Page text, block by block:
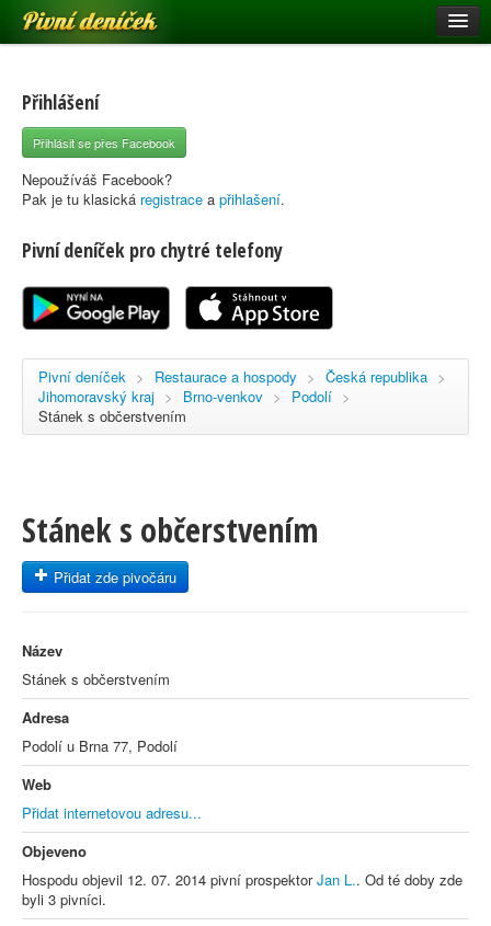
Pivní deníček
Pivní mapa
Pivní značky
Nápověda
Registrace
Přihlášení
Přihlásit se přes Facebook
Nepoužíváš Facebook?
Pak je tu klasická registrace a přihlašení.
Pivní deníček pro chytré telefony
Pivní deníček > Restaurace a hospody > Česká republika >
Jihomoravský kraj > Brno-venkov > Podolí >
Stánek s občerstvením
Stánek s občerstvením
Přidat zde pivočáru
Název
Stánek s občerstvením
Adresa
Podolí u Brna 77, Podolí
Web
Přidat internetovou adresu...
Objeveno
Hospodu objevil 12. 07. 2014 pivní prospektorJan L.. Od té doby zde
byli 3 pivníci.